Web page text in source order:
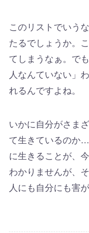
このリストでいう
たるでしょうか。
てしまうなぁ。で
人なんていない」
れるんですよね。
いかに自分がさま
て生きているのか
に生きることが、
わかりませんが、
人にも自分にも害